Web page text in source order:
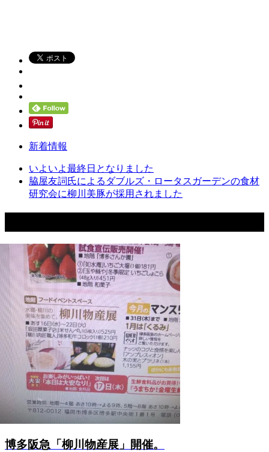
新着情報
いよいよ最終日となりました
脇屋友詞氏によるダブルズ・ロータスガーデンの食材
研究会に柳川美豚が採用されました
博多阪急「柳川物産展」開催。